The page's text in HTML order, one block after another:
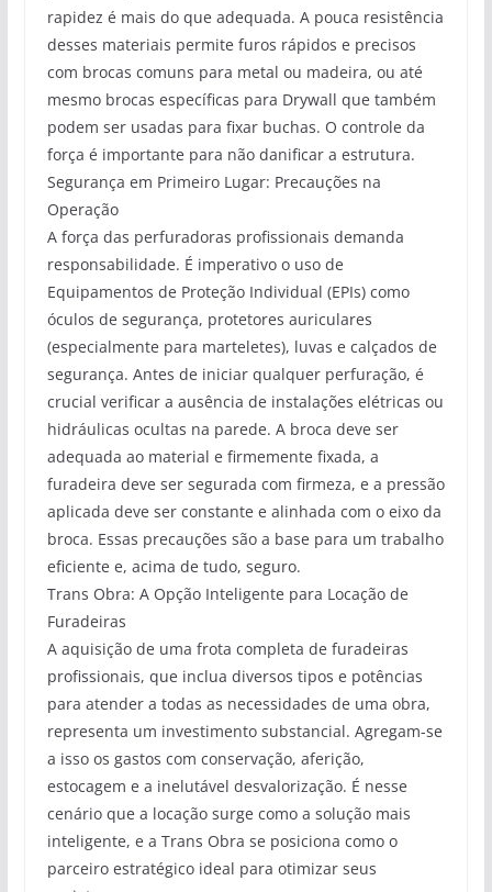
rapidez é mais do que adequada. A pouca resistência
desses materiais permite furos rápidos e precisos
com brocas comuns para metal ou madeira, ou até
mesmo brocas específicas para Drywall que também
podem ser usadas para fixar buchas. O controle da
força é importante para não danificar a estrutura.
Segurança em Primeiro Lugar: Precauções na
Operação
A força das perfuradoras profissionais demanda
responsabilidade. É imperativo o uso de
Equipamentos de Proteção Individual (EPIs) como
óculos de segurança, protetores auriculares
(especialmente para marteletes), luvas e calçados de
segurança. Antes de iniciar qualquer perfuração, é
crucial verificar a ausência de instalações elétricas ou
hidráulicas ocultas na parede. A broca deve ser
adequada ao material e firmemente fixada, a
furadeira deve ser segurada com firmeza, e a pressão
aplicada deve ser constante e alinhada com o eixo da
broca. Essas precauções são a base para um trabalho
eficiente e, acima de tudo, seguro.
Trans Obra: A Opção Inteligente para Locação de
Furadeiras
A aquisição de uma frota completa de furadeiras
profissionais, que inclua diversos tipos e potências
para atender a todas as necessidades de uma obra,
representa um investimento substancial. Agregam-se
a isso os gastos com conservação, aferição,
estocagem e a inelutável desvalorização. É nesse
cenário que a locação surge como a solução mais
inteligente, e a Trans Obra se posiciona como o
parceiro estratégico ideal para otimizar seus